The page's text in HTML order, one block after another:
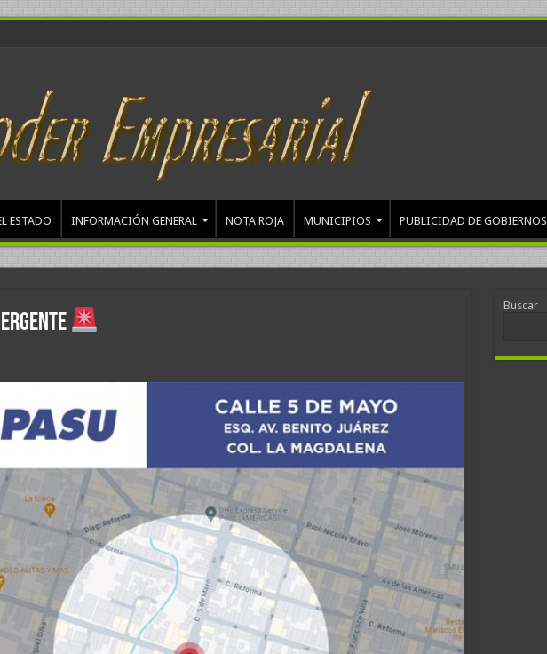
ESTADO INFORMACIÓN GENERAL NOTA ROJA MUNICIPIOS PUBLICIDAD DE GOBIERNOS
Buscar